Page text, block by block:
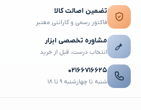
تضمین اصالت کالا
فاکتور رسمی و گارانتی معتبر
مشاوره تخصصی ابزار
انتخاب درست، قبل از خرید
۰۲۱۶۶۷۱۶۶۲۵
شنبه تا چهارشنبه ۹ تا ۱۸